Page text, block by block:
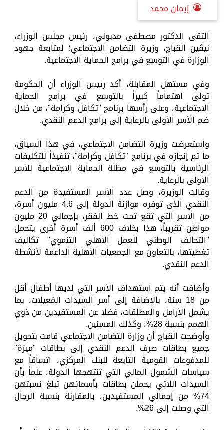
إيمان محمد
التقى الدكتور مصطفى مدبولي، رئيس مجلس الوزراء،
نيڤين القباچ، وزيرة التضامن الاجتماعي؛ لمتابعة جهود
الوزارة في التوسع في برامج الحماية الاجتماعية.
وفي مستهل المقابلة، أكد رئيس الوزراء أن الحكومة
تولى اهتماماً كبيراً بالتوسع في برامج الحماية
الاجتماعية، وعلى رأسها برنامج "تكافل وكرامة"، من خلال
ضم الأسر الأولى بالرعاية إلى برامج الدعم النقدي.
واستعرضت وزيرة التضامن الاجتماعي، في هذا السياق،
ما تم إنجازه في برنامج "تكافل وكرامة"، تنفيذاً للتكليفات
الرئاسية بالتوسع في مظلة الحماية الاجتماعية للأسر
الأولى بالرعاية.
وقالت الوزيرة، وصل عدد الأسر المستفيدة من الدعم
النقدي الذى توفره موازنة الدولة إلى 4.6 مليون أسرة،
من الأسر التي تقع تحت خط الفقر، بإجمالي 20 مليون
مواطن تقريباً، هذا بخلاف 600 ألف أسرة أخرى يتحمل
"التحالف الوطني للعمل الأهلي التنموي" تكاليف
تغطيتها، بالتعاون مع الجمعيات الأهلية الداعمة لأنشطة
الدعم النقدي.
وأضافت أنه يتم استهداف الأسر التي لديها أطفال أقل
من 18 سنة، بالإضافة إلى أسر السيدات المُعيلات، بما
يشمل الأرامل والمطلقات، فضلا عن المستفيدين من ذوي
الهمم بنسبة 28%، وكذلك المسنين.
وأوضحت القباچ أن وزارة التضامن الاجتماعي قامت بتحويل
جميع بطاقات صرف الدعم النقدي إلى بطاقات "ميزة"
للمدفوعات القومية التابعة للبنك المركزي، اتساقاً مع
سياسات الشمول المالي التي تنتهجها الدولة، علماً بأن
السيدات اللاتي يحملن بطاقات بأسمائهن تبلغ نسبتهن
74% من إجمالي المستفيدين، بالمقارنة بنسبة الرجال
التي وصلت إلى 26%.